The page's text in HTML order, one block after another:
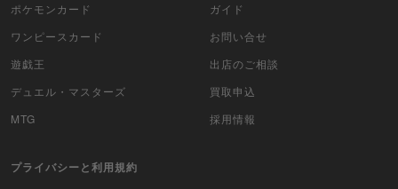
ポケモンカード
ワンピースカード
遊戯王
デュエル・マスターズ
MTG
ガイド
お問い合せ
出店のご相談
買取申込
採用情報
プライバシーと利用規約